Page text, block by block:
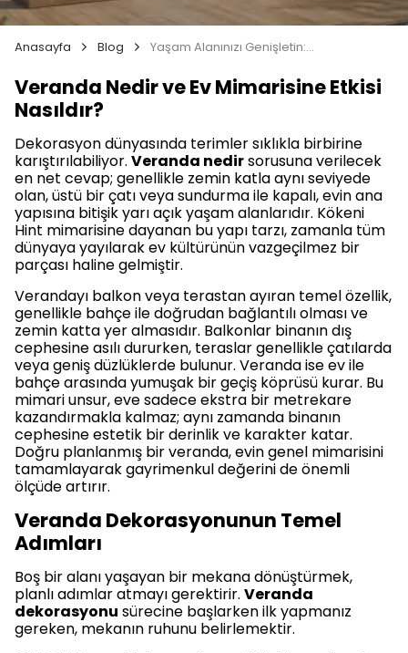
Anasayfa Blog Yaşam Alanınızı Genişletin: Veranda Nedir ve Nasıl Dekore Edilir?
Veranda Nedir ve Ev Mimarisine Etkisi
Nasıldır?
Dekorasyon dünyasında terimler sıklıkla birbirine
karıştırılabiliyor. Veranda nedirsorusuna verilecek
en net cevap; genellikle zemin katla aynı seviyede
olan, üstü bir çatı veya sundurma ile kapalı, evin ana
yapısına bitişik yarı açık yaşam alanlarıdır. Kökeni
Hint mimarisine dayanan bu yapı tarzı, zamanla tüm
dünyaya yayılarak ev kültürünün vazgeçilmez bir
parçası haline gelmiştir.
Verandayı balkon veya terastan ayıran temel özellik,
genellikle bahçe ile doğrudan bağlantılı olması ve
zemin katta yer almasıdır. Balkonlar binanın dış
cephesine asılı dururken, teraslar genellikle çatılarda
veya geniş düzlüklerde bulunur. Veranda ise ev ile
bahçe arasında yumuşak bir geçiş köprüsü kurar. Bu
mimari unsur, eve sadece ekstra bir metrekare
kazandırmakla kalmaz; aynı zamanda binanın
cephesine estetik bir derinlik ve karakter katar.
Doğru planlanmış bir veranda, evin genel mimarisini
tamamlayarak gayrimenkul değerini de önemli
ölçüde artırır.
Veranda Dekorasyonunun Temel
Adımları
Boş bir alanı yaşayan bir mekana dönüştürmek,
planlı adımlar atmayı gerektirir. Veranda
dekorasyonu sürecine başlarken ilk yapmanız
gereken, mekanın ruhunu belirlemektir.